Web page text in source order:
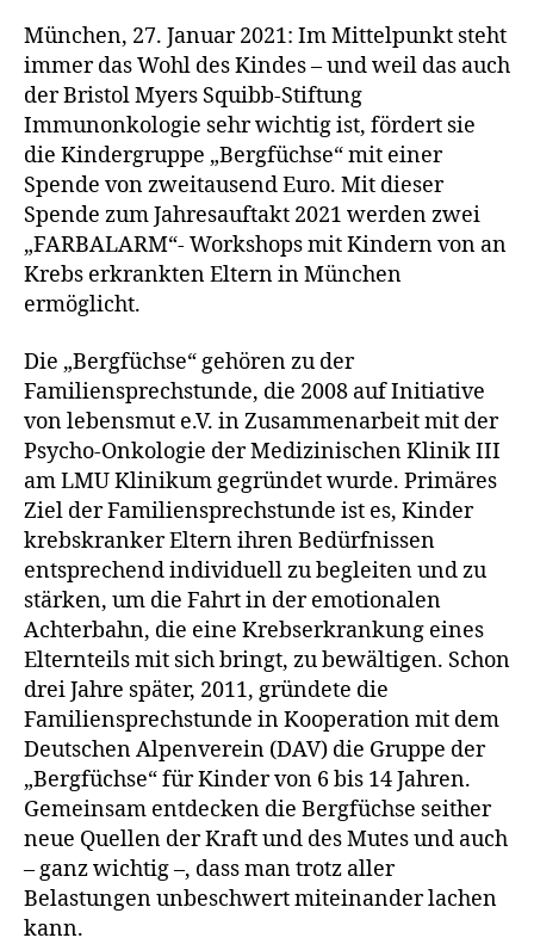
München, 27. Januar 2021: Im Mittelpunkt steht
immer das Wohl des Kindes – und weil das auch
der Bristol Myers Squibb-Stiftung
Immunonkologie sehr wichtig ist, fördert sie
die Kindergruppe „Bergfüchse“ mit einer
Spende von zweitausend Euro. Mit dieser
Spende zum Jahresauftakt 2021 werden zwei
„FARBALARM“- Workshops mit Kindern von an
Krebs erkrankten Eltern in München
ermöglicht.
Die „Bergfüchse“ gehören zu der
Familiensprechstunde, die 2008 auf Initiative
von lebensmut e.V. in Zusammenarbeit mit der
Psycho-Onkologie der Medizinischen Klinik III
am LMU Klinikum gegründet wurde. Primäres
Ziel der Familiensprechstunde ist es, Kinder
krebskranker Eltern ihren Bedürfnissen
entsprechend individuell zu begleiten und zu
stärken, um die Fahrt in der emotionalen
Achterbahn, die eine Krebserkrankung eines
Elternteils mit sich bringt, zu bewältigen. Schon
drei Jahre später, 2011, gründete die
Familiensprechstunde in Kooperation mit dem
Deutschen Alpenverein (DAV) die Gruppe der
„Bergfüchse“ für Kinder von 6 bis 14 Jahren.
Gemeinsam entdecken die Bergfüchse seither
neue Quellen der Kraft und des Mutes und auch
– ganz wichtig –, dass man trotz aller
Belastungen unbeschwert miteinander lachen
kann.